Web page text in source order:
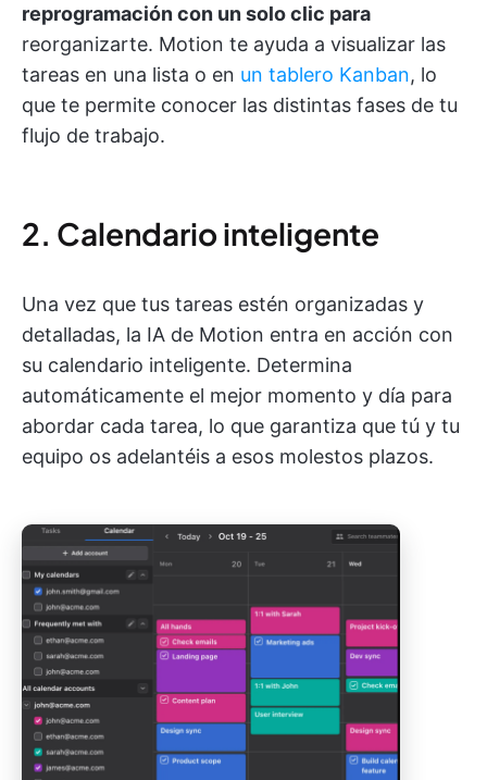
reprogramación con un solo clic para
reorganizarte. Motion te ayuda a visualizar las
tareas en una lista o en un tablero Kanban, lo
que te permite conocer las distintas fases de tu
flujo de trabajo.
2. Calendario inteligente
Una vez que tus tareas estén organizadas y
detalladas, la IA de Motion entra en acción con
su calendario inteligente. Determina
automáticamente el mejor momento y día para
abordar cada tarea, lo que garantiza que tú y tu
equipo os adelantéis a esos molestos plazos.